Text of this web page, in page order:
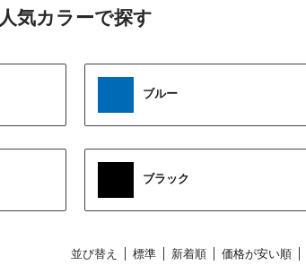
ブルー
ブラック
並び替え 標準 新着順 価格が安い順